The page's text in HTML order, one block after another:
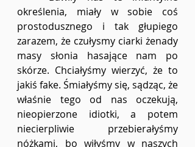
określenia, miały w sobie coś
prostodusznego i tak głupiego
zarazem, że czułysmy ciarki żenady
masy słonia hasające nam po
skórze. Chciałyśmy wierzyć, że to
jakiś fake. Śmiałyśmy się, sądząc, że
właśnie tego od nas oczekują,
nieopierzone idiotki, a potem
niecierpliwie przebierałyśmy
nóżkami, bo wiłyśmy w naszych